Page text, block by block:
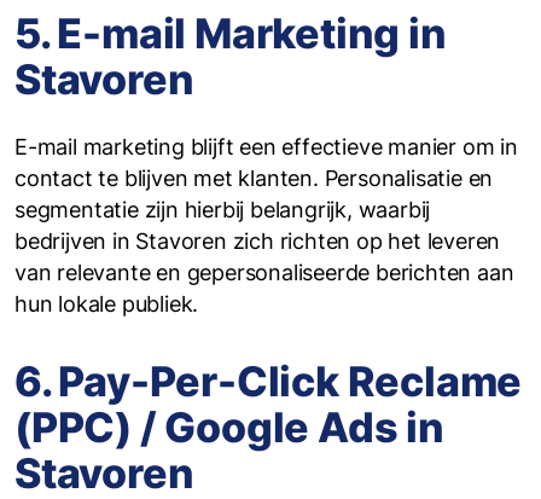
5. E-mail Marketing in
Stavoren
E-mail marketing blijft een effectieve manier om in
contact te blijven met klanten. Personalisatie en
segmentatie zijn hierbij belangrijk, waarbij
bedrijven in Stavoren zich richten op het leveren
van relevante en gepersonaliseerde berichten aan
hun lokale publiek.
6. Pay-Per-Click Reclame
(PPC) / Google Ads in
Stavoren